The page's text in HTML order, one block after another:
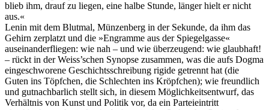
blieb ihm, drauf zu liegen, eine halbe Stunde, länger hielt er nicht
aus.«
Lenin mit dem Blutmal, Münzenberg in der Sekunde, da ihm das
Gehirn zerplatzt und die »Engramme aus der Spiegelgasse«
auseinanderfliegen: wie nah – und wie überzeugend: wie glaubhaft!
– rückt in der Weiss’schen Synopse zusammen, was die aufs Dogma
eingeschworene Geschichtsschreibung rigide getrennt hat (die
Guten ins Töpfchen, die Schlechten ins Kröpfchen); wie freundlich
und gutnachbarlich stellt sich, in diesem Möglichkeitsentwurf, das
Verhältnis von Kunst und Politik vor, da ein Parteieintritt